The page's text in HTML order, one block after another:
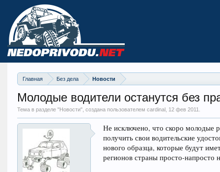
Главная Без дела Новости
Молодые водители останутся без
Тема в разделе "Новости", создана пользователем cardinal, 12 фев 2011
Не исключено, что скоро молодые
получить свои водительские
нового образца, которые будут
регионов страны просто-напросто